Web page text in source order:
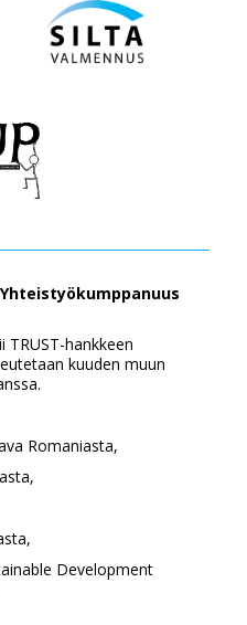
Yhteistyökumppanuus
TRUST-hankkeen
kuuden muun
Romaniasta,
Development